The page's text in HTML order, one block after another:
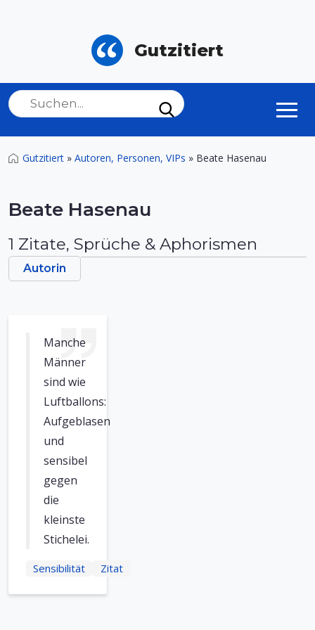
Gutzitiert
Gutzitiert » Autoren, Personen, VIPs » Beate Hasenau
Beate Hasenau
1 Zitate, Sprüche & Aphorismen
Autorin
Manche
Männer
sind wie
Luftballons:
Aufgeblasen
und
sensibel
gegen
die
kleinste
Stichelei.
Sensibilität Zitat